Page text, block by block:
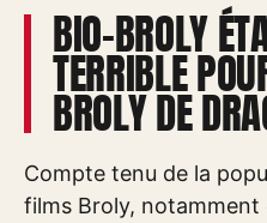
BIO-BROLY
TERRIBLE
BROLY DE
Compte tenu de la
films Broly,